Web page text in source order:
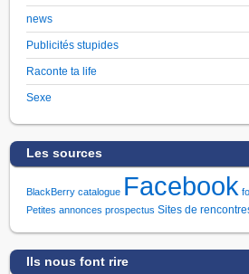
news
Publicités stupides
Raconte ta life
Sexe
Les sources
BlackBerry catalogue Facebook
Petites annonces prospectus Sites de
Ils nous font rire